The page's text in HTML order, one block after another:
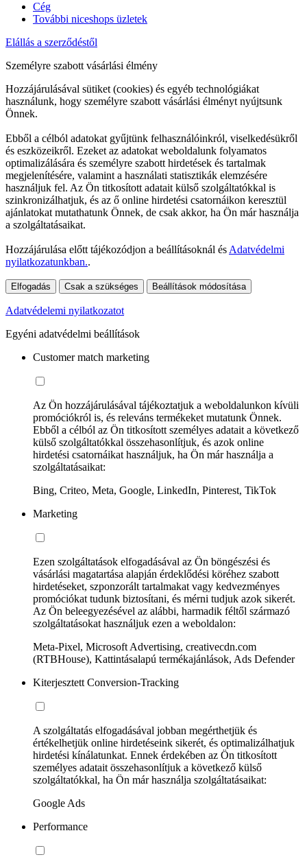
Cég
További niceshops üzletek
Elállás a szerződéstől
Személyre szabott vásárlási élmény
Hozzájárulásával sütiket (cookies) és egyéb technológiákat
használunk, hogy személyre szabott vásárlási élményt nyújtsunk
Önnek.
Ebből a célból adatokat gyűjtünk felhasználóinkról, viselkedésükről
és eszközeikről. Ezeket az adatokat weboldalunk folyamatos
optimalizálására és személyre szabott hirdetések és tartalmak
megjelenítésére, valamint a használati statisztikák elemzésére
használjuk fel. Az Ön titkosított adatait külső szolgáltatókkal is
szinkronizálhatjuk, és az ő online hirdetési csatornáikon keresztül
ajánlatokat mutathatunk Önnek, de csak akkor, ha Ön már használja
a szolgáltatásaikat.
Hozzájárulása előtt tájékozódjon a beállításoknál és Adatvédelmi
nyilatkozatunkban..
Elfogadás Csak a szükséges Beállítások módosítása
Adatvédelemi nyilatkozatot
Egyéni adatvédelmi beállítások
Customer match marketing
Az Ön hozzájárulásával tájékoztatjuk a weboldalunkon kívüli
promóciókról is, és releváns termékeket mutatunk Önnek.
Ebből a célból az Ön titkosított személyes adatait a következő
külső szolgáltatókkal összehasonlítjuk, és azok online
hirdetési csatornáikat használjuk, ha Ön már használja a
szolgáltatásaikat:
Bing, Criteo, Meta, Google, LinkedIn, Pinterest, TikTok
Marketing
Ezen szolgáltatások elfogadásával az Ön böngészési és
vásárlási magatartása alapján érdeklődési köréhez szabott
hirdetéseket, szponzorált tartalmakat vagy kedvezményes
promóciókat tudunk biztosítani, és mérni tudjuk azok sikerét.
Az Ön beleegyezésével az alábbi, harmadik féltől származó
szolgáltatásokat használjuk ezen a weboldalon:
Meta-Pixel, Microsoft Advertising, creativecdn.com
(RTBHouse), Kattintásalapú termékajánlások, Ads Defender
Kiterjesztett Conversion-Tracking
A szolgáltatás elfogadásával jobban megérthetjük és
értékelhetjük online hirdetéseink sikerét, és optimalizálhatjuk
hirdetési kínálatunkat. Ennek érdekében az Ön titkosított
személyes adatait összehasonlítjuk a következő külső
szolgáltatókkal, ha Ön már használja szolgáltatásaikat:
Google Ads
Performance